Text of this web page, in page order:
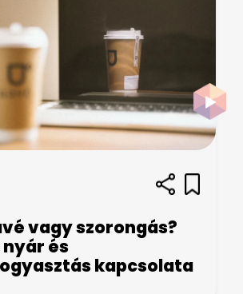
vagy szorongás?
és
kapcsolata